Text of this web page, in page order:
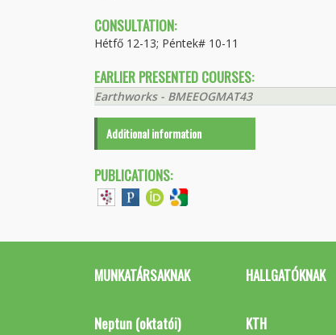
CONSULTATION:
Hétfő 12-13; Péntek# 10-11
EARLIER PRESENTED COURSES:
Earthworks - BMEEOGMAT43
Additional information
PUBLICATIONS:
MUNKATÁRSAKNAK
Neptun (oktatói)
HALLGATÓKNAK
KTH